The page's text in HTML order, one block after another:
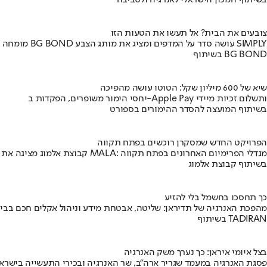
צובעים את הבית? אל תעשו את הטעות הזו
מומחה BG BOND עושה סדר על המדפים ומציג את מותג הצבע SIMPLY
בשיתוף BG BOND
שיא של 600 מיליון שקל: הטוטו עושה מהפיכה
יחסי הימור משופרים, הפקדות ב-Apple Pay ותשלום זכיות מיידי
בשיתוף המועצה להסדר ההימורים בספורט
הפרויקט החדש שמסקרן רוכשים בפתח תקווה
קבוצת אלמוג מציגה את פרויקט MALA: מגדלי הפרימיום האחרונים בפתח תקווה
בשיתוף קבוצת אלמוג
כך תחסכו בחשמל בלי להזיע
מהפכת האנרגיה של תדיראן: שליטה, אבטחת מידע וניהול אקלים חכם
בשיתוף TADIRAN
בצל איומי איראן: כך נערך משק האנרגיה
פסגת האנרגיה במעמד שגריר ארה"ב, שר האנרגיה ובכירי התעשייה